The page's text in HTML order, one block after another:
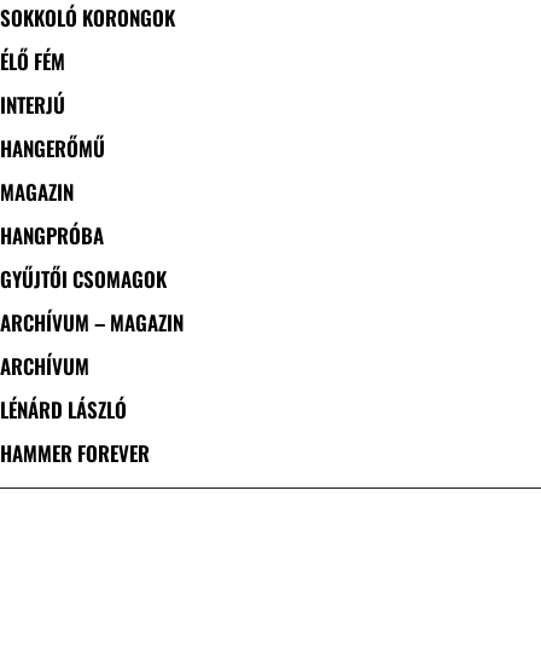
SOKKOLÓ KORONGOK
ÉLŐ FÉM
INTERJÚ
HANGERŐMŰ
MAGAZIN
HANGPRÓBA
GYŰJTŐI CSOMAGOK
ARCHÍVUM – MAGAZIN
ARCHÍVUM
LÉNÁRD LÁSZLÓ
HAMMER FOREVER